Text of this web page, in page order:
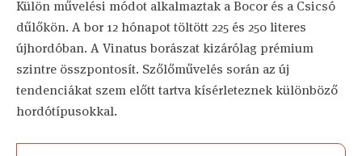
Külön művelési módot alkalmaztak a Bocor és a Csicsó
dűlőkön. A bor 12 hónapot töltött 225 és 250 literes
újhordóban. A Vinatus borászat kizárólag prémium
szintre összpontosít. Szőlőművelés során az új
tendenciákat szem előtt tartva kísérleteznek különböző
hordótípusokkal.